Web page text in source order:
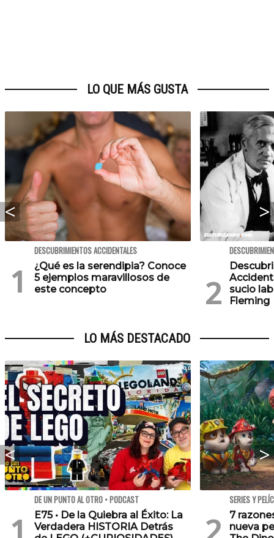
LO QUE MÁS GUSTA
DESCUBRIMIENTOS ACCIDENTALES
¿Qué es la serendipia? Conoce
5 ejemplos maravillosos de
este concepto
sucio
Fleming
LO MÁS DESTACADO
DE UN PUNTO AL OTRO • PODCAST
E75 • De la Quiebra al Éxito: La
Verdadera HISTORIA Detrás
SERIES Y
7
nueva